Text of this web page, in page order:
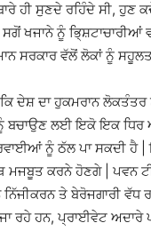
ਹੀ ਸੁਣਦੇ ਰਹਿੰਦੇ ਸੀ, ਹੁਣ
ਸਗੋਂ ਖਜਾਨੇ ਨੂੰ
ਸਰਕਾਰ ਵੱਲੋਂ ਲੋਕਾਂ ਨੂੰ
ਦੇਸ਼ ਦਾ ਹੁਕਮਰਾਨ
ਬਚਾਉਣ ਲਈ ਇਕੋ ਇਕ ਧਿਰ
ਨੂੰ ਠੱਲ ਪਾ ਸਕਦੀ ਹੈ
ਮਜਬੂਤ ਕਰਨੇ ਹੋਣਗੇ | ਪਵਨ
ਨਿੱਜੀਕਰਨ ਤੇ ਬੇਰੋਜਗਾਰੀ ਵੱਧ
ਰਹੇ ਹਨ, ਪ੍ਰਾਈਵੇਟ ਅਦਾਰੇ